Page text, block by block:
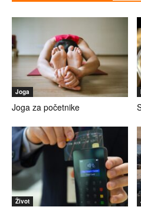
Joga
Joga za početnike
Život